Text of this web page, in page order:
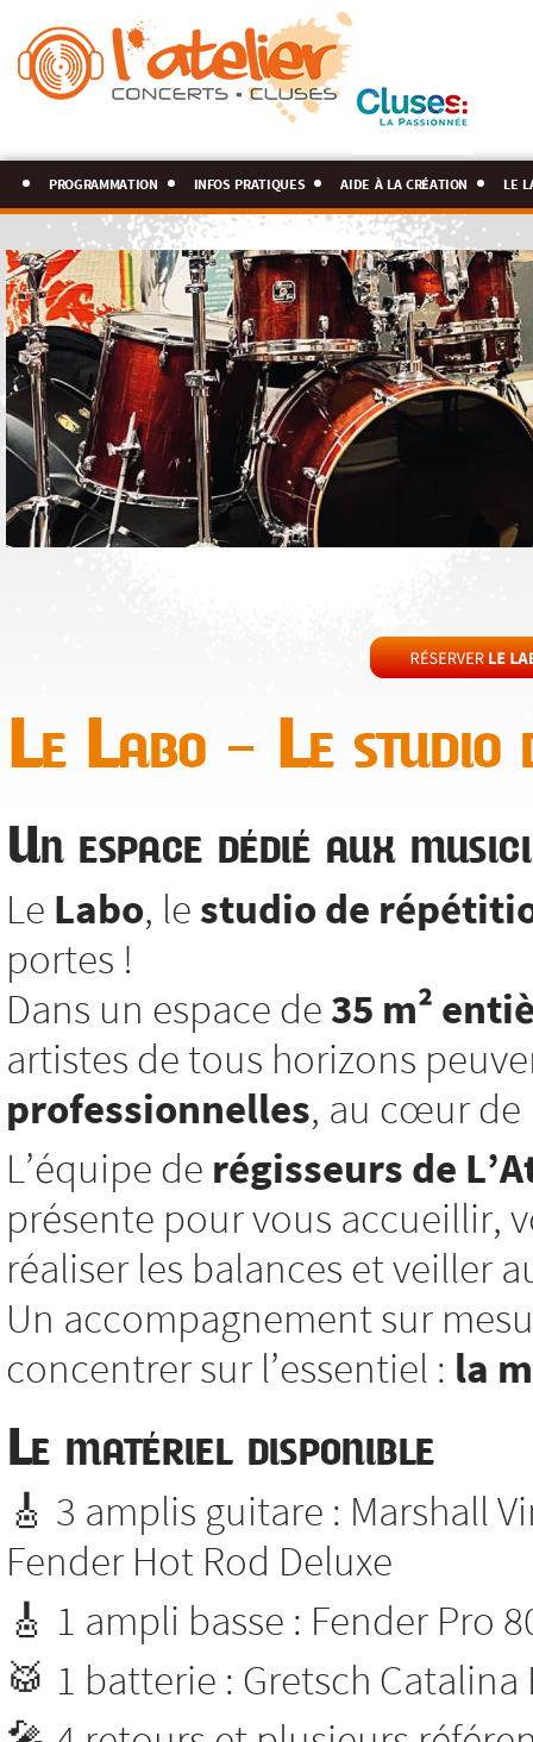
programmation infos pratiques aide à la création le
Le Labo – Le studio
Un espace dédié aux
Le Labo, le studio de
portes !
Dans un espace de 35 m²
artistes de tous horizons
professionnelles, au cœur de
L’équipe de régisseurs de
présente pour vous accueillir,
réaliser les balances et veiller
Un accompagnement sur
concentrer sur l’essentiel : la
Le matériel disponible
🎸 3 amplis guitare : Marshall
Fender Hot Rod Deluxe
🎸 1 ampli basse : Fender Pro
🥁 1 batterie : Gretsch Catalina